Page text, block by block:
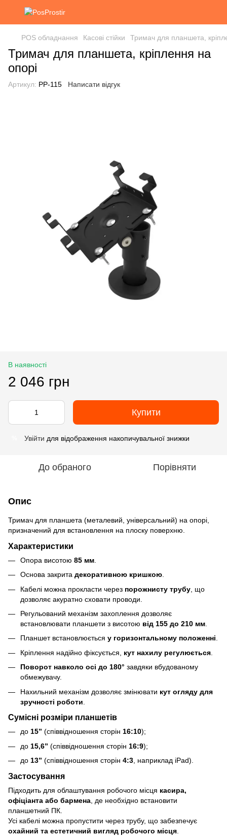
POS обладнання Касові стійки Тримач для планшета,
Тримач для планшета, кріплення на
опорі
Артикул: РР-115 Написати відгук
В наявності
2 046 грн
Купити
Увійти для відображення накопичувальної знижки
До обраного Порівняти
Опис
Тримач для планшета (металевий, універсальний) на опорі,
призначений для встановлення на плоску поверхню.
Характеристики
Опора висотою 85 мм
Основа закрита декоративною кришкою
Кабелі можна прокласти через порожнисту трубу , що
дозволяє акуратно сховати проводи.
Регульований механізм захоплення дозволяє
встановлювати планшети з висотою від 155 до 210 мм
Планшет встановлюється у горизонтальному положенні.
Кріплення надійно фіксується, кут нахилу регулюється
Поворот навколо осі до 180° завдяки вбудованому
обмежувачу.
Нахильний механізм дозволяє змінювати кут огляду для
зручності роботи
Сумісні розміри планшетів
до 15” (співвідношення сторін 16:10);
до 15,6” (співвідношення сторін 16:9);
до 13” (співвідношення сторін 4:3 , наприклад iPad).
Застосування
Підходить для облаштування робочого місця касира,
офіціанта або бармена , де необхідно встановити
планшетний ПК.
Усі кабелі можна пропустити через трубу, що забезпечує
охайний та естетичний вигляд робочого місця